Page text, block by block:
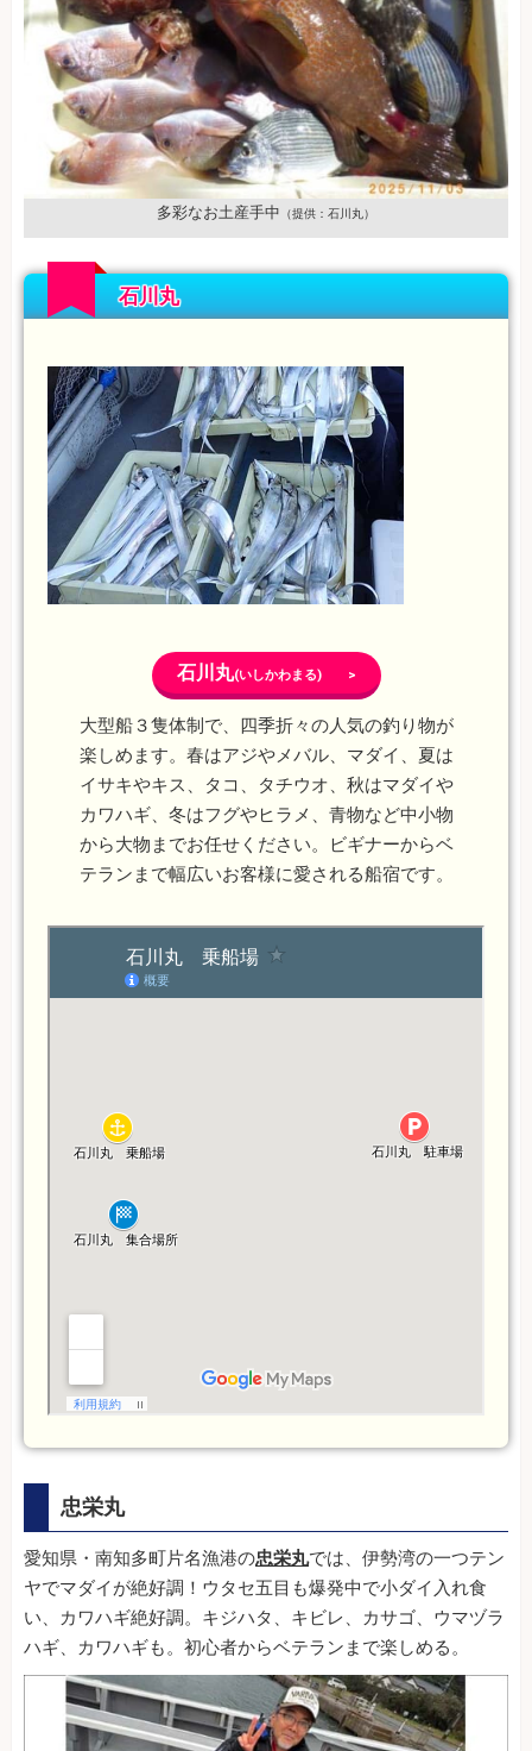
多彩なお土産手中 （提供：石川丸）
石川丸
石川丸(いしかわまる) >
大型船３隻体制で、四季折々の人気の釣り物が
楽しめます。春はアジやメバル、マダイ、夏は
イサキやキス、タコ、タチウオ、秋はマダイや
カワハギ、冬はフグやヒラメ、青物など中小物
から大物までお任せください。ビギナーからベ
テランまで幅広いお客様に愛される船宿です。
忠栄丸
愛知県・南知多町片名漁港の忠栄丸では、伊勢湾の一つテン
ヤでマダイが絶好調！ウタセ五目も爆発中で小ダイ入れ食
い、カワハギ絶好調。キジハタ、キビレ、カサゴ、ウマヅラ
ハギ、カワハギも。初心者からベテランまで楽しめる。